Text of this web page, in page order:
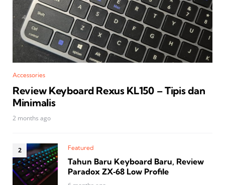
Accessories
Review Keyboard Rexus KL150 – Tipis dan
Minimalis
2 months ago
Featured
Tahun Baru Keyboard Baru, Review
Paradox ZX‑68 Low Profile